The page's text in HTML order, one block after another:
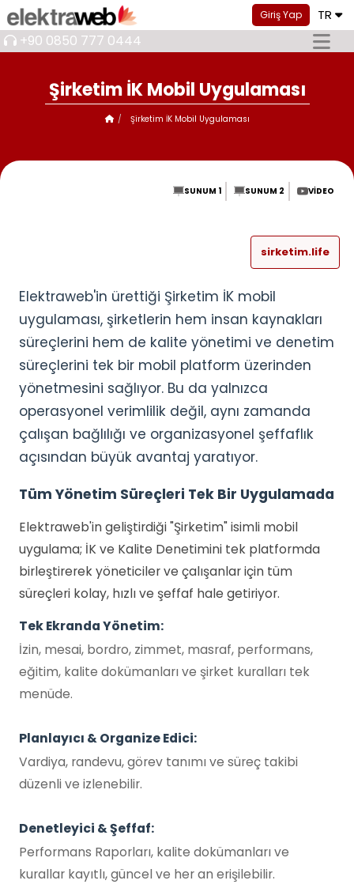
Giriş Yap TR
+90 0850 777 0444
Şirketim İK Mobil Uygulaması
Şirketim İK Mobil Uygulaması
SUNUM 1 SUNUM 2 VIDEO
sirketim.life
Elektraweb'in ürettiği Şirketim İK mobil
uygulaması, şirketlerin hem insan kaynakları
süreçlerini hem de kalite yönetimi ve denetim
süreçlerini tek bir mobil platform üzerinden
yönetmesini sağlıyor. Bu da yalnızca
operasyonel verimlilik değil, aynı zamanda
çalışan bağlılığı ve organizasyonel şeffaflık
açısından büyük avantaj yaratıyor.
Tüm Yönetim Süreçleri Tek Bir Uygulamada
Elektraweb'in geliştirdiği "Şirketim" isimli mobil
uygulama; İK ve Kalite Denetimini tek platformda
birleştirerek yöneticiler ve çalışanlar için tüm
süreçleri kolay, hızlı ve şeffaf hale getiriyor.
Tek Ekranda Yönetim:
İzin, mesai, bordro, zimmet, masraf, performans,
eğitim, kalite dokümanları ve şirket kuralları tek
menüde.
Planlayıcı & Organize Edici:
Vardiya, randevu, görev tanımı ve süreç takibi
düzenli ve izlenebilir.
Denetleyici & Şeffaf:
Performans Raporları, kalite dokümanları ve
kurallar kayıtlı, güncel ve her an erişilebilir.